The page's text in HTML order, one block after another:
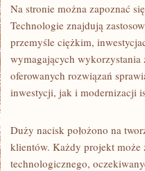
Na stronie można zapoznać
Technologie znajdują
przemyśle ciężkim,
wymagających wykorzystania
oferowanych rozwiązań
inwestycji, jak i modernizacji
Duży nacisk położono na
klientów. Każdy projekt może
technologicznego,